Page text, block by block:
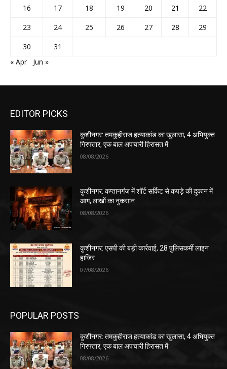
16
17 18 19 20 21
22
23
24 25 26 27 28
29
30
31
« Apr
Jun »
EDITOR PICKS
कुशीनगर: तमकुहीराज हत्याकांड का खुलासा, 4 अभियुक्त
गिरफ्तार, एक बाल अपचारी हिरासत में
08/08/2026
कुशीनगर: कप्तानगंज में शॉर्ट सर्किट से कपड़े की दुकान में
आग, लाखों का नुकसान
08/08/2026
कुशीनगर: एसपी की बड़ी कार्रवाई, 28 पुलिसकर्मी लाइन
हाजिर
07/08/2026
POPULAR POSTS
कुशीनगर: तमकुहीराज हत्याकांड का खुलासा, 4 अभियुक्त
गिरफ्तार, एक बाल अपचारी हिरासत में
08/08/2026